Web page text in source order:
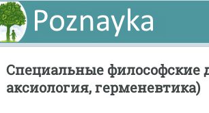
Специальные философские
аксиология, герменевтика)